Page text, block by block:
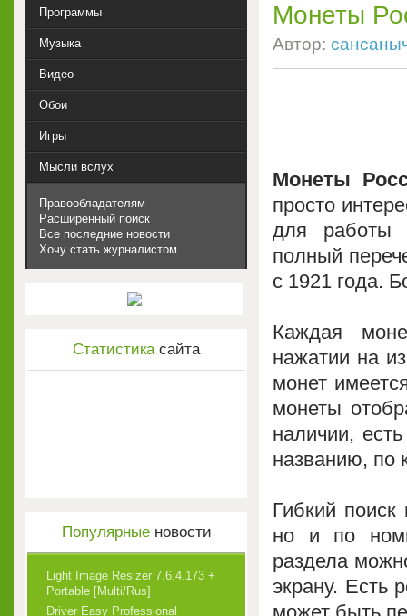
Монеты
Автор:
Монеты
просто
для работы
полный
с 1921 года.
Каждая
нажатии на
монет
монеты
наличии,
названию, по
Гибкий
но и по
раздела
экрану. Есть
Программы
Музыка
Видео
Обои
Игры
Мысли вслух
Правообладателям
Расширенный поиск
Все последние новости
Хочу стать журналистом
Статистикасайта
Популярныеновости
Light Image Resizer 7.6.4.173 +
Portable [Multi/Rus]
Driver Easy Professional